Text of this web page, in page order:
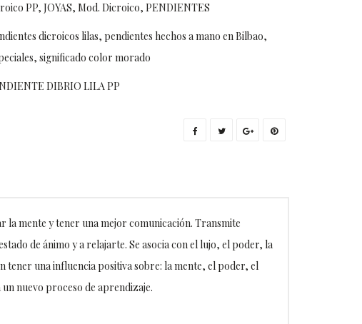
PP, JOYAS, Mod. Dicroico, PENDIENTES
dicroicos lilas, pendientes hechos a mano en Bilbao,
, significado color morado
DIBRIO LILA PP
la mente y tener una mejor comunicación. Transmite
de ánimo y a relajarte. Se asocia con el lujo, el poder, la
tener una influencia positiva sobre: la mente, el poder, el
nuevo proceso de aprendizaje.